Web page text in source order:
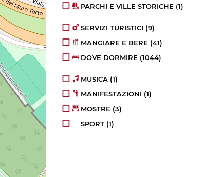
PARCHI E VILLE STORICHE (1)
SERVIZI TURISTICI (9)
MANGIARE E BERE (41)
DOVE DORMIRE (1044)
MUSICA (1)
MANIFESTAZIONI (1)
MOSTRE (3)
SPORT (1)